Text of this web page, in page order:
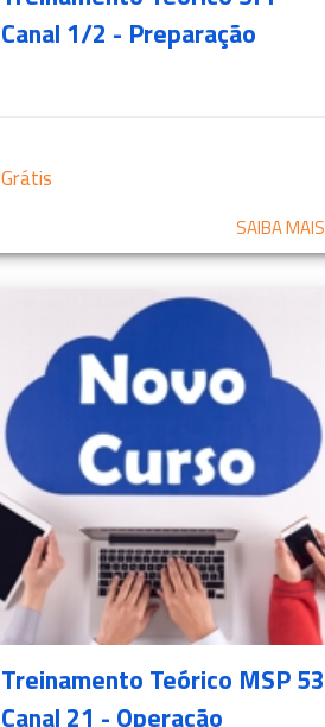
Canal 1/2 - Preparação
Grátis
SAIBA MAIS
Treinamento Teórico MSP 53
Canal 21 - Operação